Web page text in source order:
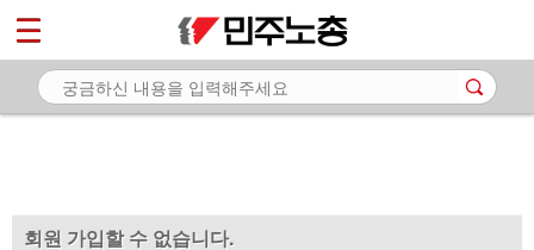
회원 가입할 수 없습니다.
마이페이지
소개
자료